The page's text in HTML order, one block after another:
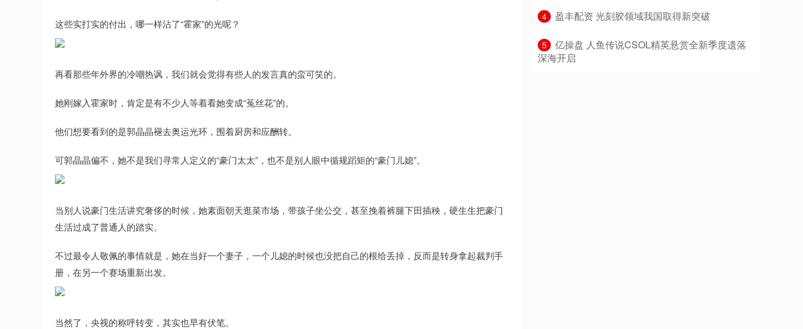
这些实打实的付出，哪一样沾了“霍家”的光呢？
再看那些年外界的冷嘲热讽，我们就会觉得有些人的发言真的蛮可笑的。
她刚嫁入霍家时，肯定是有不少人等着看她变成“菟丝花”的。
他们想要看到的是郭晶晶褪去奥运光环，围着厨房和应酬转。
可郭晶晶偏不，她不是我们寻常人定义的“豪门太太”，也不是别人眼中循规蹈矩的“豪门儿媳”。
当别人说豪门生活讲究奢侈的时候，她素面朝天逛菜市场，带孩子坐公交，甚至挽着裤腿下田插秧，硬生生把豪门
生活过成了普通人的踏实。
不过最令人敬佩的事情就是，她在当好一个妻子，一个儿媳的时候也没把自己的根给丢掉，反而是转身拿起裁判手
册，在另一个赛场重新出发。
当然了，央视的称呼转变，其实也早有伏笔。
4 ​盈丰配资 光刻胶领域我国取得新突破
5
​亿操盘 人鱼传说CSOL精英悬赏全新季度遗落
深海开启